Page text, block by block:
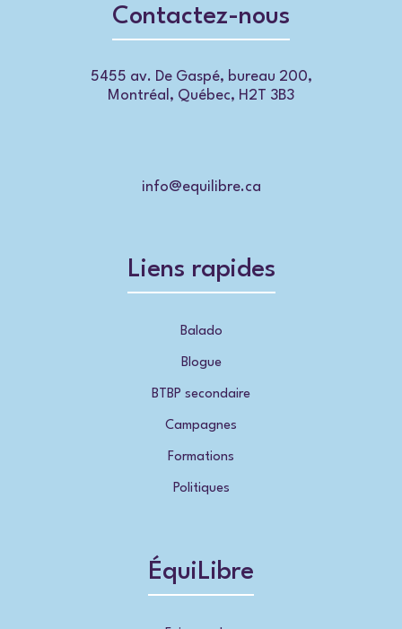
Contactez-nous
5455 av. De Gaspé, bureau 200,
Montréal, Québec, H2T 3B3
info@equilibre.ca
Liens rapides
Balado
Blogue
BTBP secondaire
Campagnes
Formations
Politiques
ÉquiLibre